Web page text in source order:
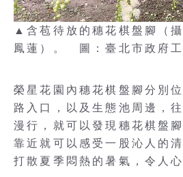
▲含苞待放的穗花棋盤腳（
鳳蓮）。 圖：臺北市政府
榮星花園內穗花棋盤腳分別
路入口，以及生態池周邊，
漫行，就可以發現穗花棋盤
靠近就可以感受一股沁人的
打散夏季悶熱的暑氣，令人心